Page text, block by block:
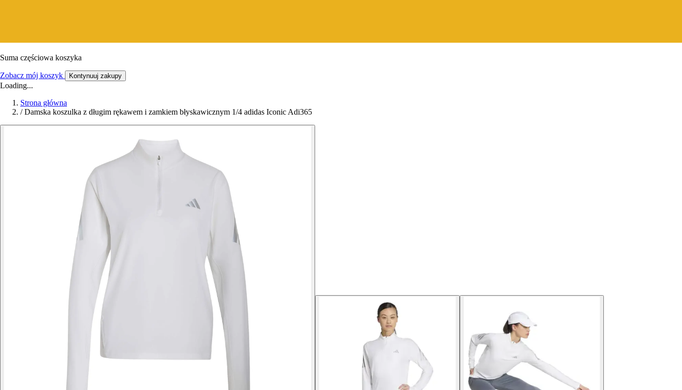
Suma częściowa koszyka
Zobacz mój koszyk Kontynuuj zakupy
Loading...
Strona główna
/ Damska koszulka z długim rękawem i zamkiem błyskawicznym 1/4 adidas Iconic Adi365